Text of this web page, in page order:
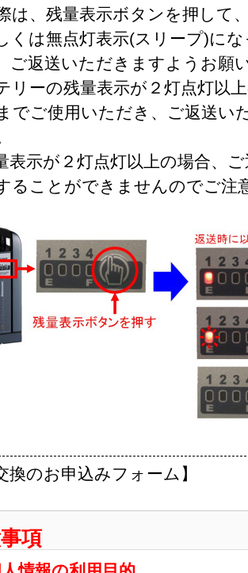
は、残量表示ボタンを押して
くは無点灯表示(スリープ)に
ご返送いただきますようお願
ーの残量表示が２灯点灯以
でご使用いただき、ご返送い
示が２灯点灯以上の場合、ご
ることができませんのでご注
換のお申込みフォーム】
項